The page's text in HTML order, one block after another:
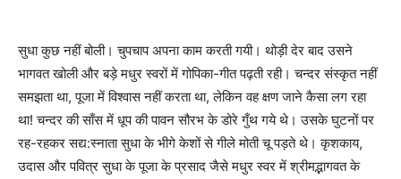
सुधा कुछ नहीं बोली। चुपचाप अपना काम करती गयी। थोड़ी देर बाद उसने
भागवत खोली और बड़े मधुर स्वरों में गोपिका-गीत पढ़ती रही। चन्दर संस्कृत नहीं
समझता था, पूजा में विश्वास नहीं करता था, लेकिन वह क्षण जाने कैसा लग रहा
था! चन्दर की साँस में धूप की पावन सौरभ के डोरे गुँथ गये थे। उसके घुटनों पर
रह-रहकर सद्य:स्नाता सुधा के भीगे केशों से गीले मोती चू पड़ते थे। कृशकाय,
उदास और पवित्र सुधा के पूजा के प्रसाद जैसे मधुर स्वर में श्रीमद्भागवत के